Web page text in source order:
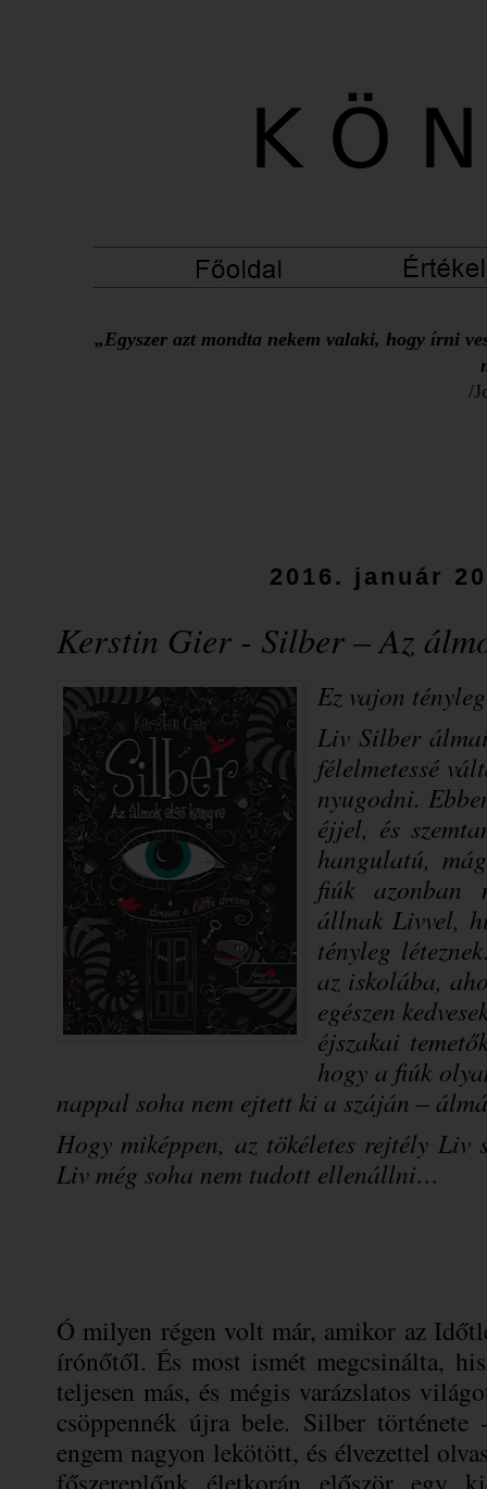
„Egyszer azt mondta nekem valaki, hogy írni
/
2016. január
Kerstin Gier - Silber – Az
Ez vajon
Liv Silber
félelmetessé
nyugodni.
éjjel, és
hangulatú,
fiúk azonban
állnak Livvel,
tényleg
az iskolába,
egészen
éjszakai
hogy a fiúk
nappal soha nem ejtett ki a száján –
Hogy miképpen, az tökéletes rejtély Liv
Liv még soha nem tudott ellenállni…
Ó milyen régen volt már, amikor az
írónőtől. És most ismét megcsinálta,
teljesen más, és mégis varázslatos
csöppennék újra bele. Silber
engem nagyon lekötött, és élvezettel